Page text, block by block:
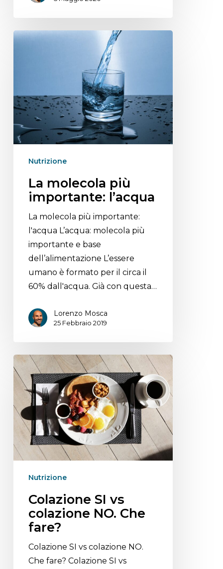
Nutrizione
La molecola più
importante: l’acqua
La molecola più importante:
l'acqua L’acqua: molecola più
importante e base
dell’alimentazione L’essere
umano è formato per il circa il
60% dall'acqua. Già con questa…
Lorenzo Mosca
25 Febbraio 2019
Nutrizione
Colazione SI vs
colazione NO. Che
fare?
Colazione SI vs colazione NO.
Che fare? Colazione SI vs